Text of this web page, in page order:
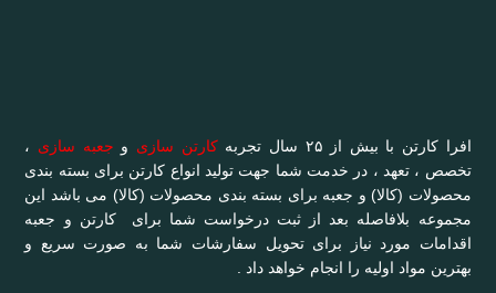
افرا کارتن با بیش از ۲۵ سال تجربه کارتن سازی و جعبه سازی ،
تخصص ، تعهد ، در خدمت شما جهت تولید انواع کارتن برای بسته بندی
محصولات (کالا) و جعبه برای بسته بندی محصولات (کالا) می باشد این
مجموعه بلافاصله بعد از ثبت درخواست شما برای کارتن و جعبه
اقدامات مورد نیاز برای تحویل سفارشات شما به صورت سریع و
بهترین مواد اولیه را انجام خواهد داد .